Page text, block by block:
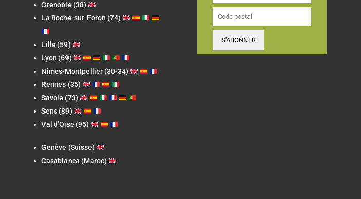
Grenoble (38)
La Roche-sur-Foron (74)
Lille (59)
Lyon (69)
Nîmes-Montpellier (30-34)
Rennes (35)
Savoie (73)
Sens (89)
Val d’Oise (95)
Genève (Suisse)
Casablanca (Maroc)
S'ABONNER